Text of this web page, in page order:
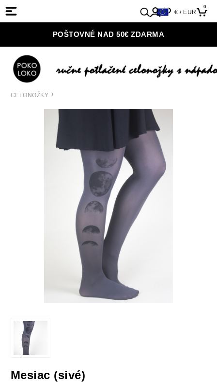
€ / EUR
0
POŠTOVNÉ NAD 50€ ZDARMA
CELONOŽKY
Mesiac (sivé)